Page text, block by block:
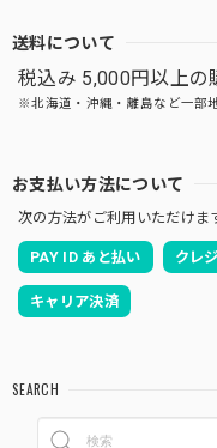
この度は当店
います。 お気
また機会があ
2026/
送料について
税込み 5,000円以上の
※北海道・沖縄・離島など一部
お支払い方法について
次の方法がご利用いただけま
PAY ID あと払い クレ
キャリア決済
SEARCH